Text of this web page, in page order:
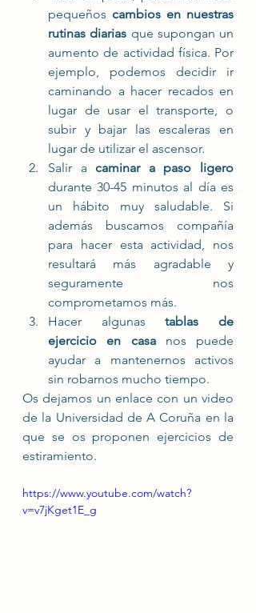
pequeños cambios en nuestras
rutinas diarias que supongan un
aumento de actividad física. Por
ejemplo, podemos decidir ir
caminando a hacer recados en
lugar de usar el transporte, o
subir y bajar las escaleras en
lugar de utilizar el ascensor.
Salir a caminar a paso ligero
durante 30-45 minutos al día es
un hábito muy saludable. Si
además buscamos compañía
para hacer esta actividad, nos
resultará más agradable y
seguramente nos
comprometamos más.
Hacer algunas tablas de
ejercicio en casa nos puede
ayudar a mantenernos activos
sin robarnos mucho tiempo.
Os dejamos un enlace con un video
de la Universidad de A Coruña en la
que se os proponen ejercicios de
estiramiento.
https://www.youtube.com/watch?
v=v7jKget1E_g